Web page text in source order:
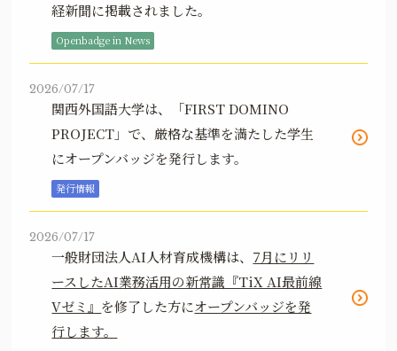
経新聞に掲載されました。
Openbadge in News
2026/07/17
関西外国語大学は、「FIRST DOMINO
PROJECT」で、厳格な基準を満たした学生
にオープンバッジを発行します。
発行情報
2026/07/17
一般財団法人AI人材育成機構は、 7月にリリ
ースしたAI業務活用の新常識『TiX AI最前線
Vゼミ』 を修了した方にオープンバッジを発
行します。